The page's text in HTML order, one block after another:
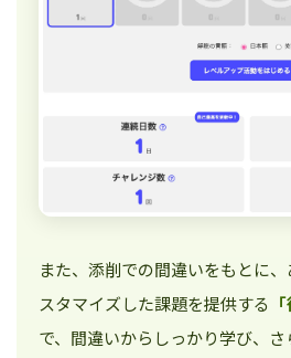
また、添削での間違いをもとに
スタマイズした課題を提供する
で、間違いからしっかり学び、